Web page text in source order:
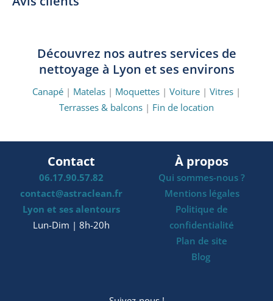
Découvrez nos autres services de
nettoyage à Lyon et ses environs
Canapé | Matelas | Moquettes | Voiture | Vitres |
Terrasses & balcons | Fin de location
Contact
06.17.90.57.82
contact@astraclean.fr
Lyon et ses alentours
Lun-Dim | 8h-20h
À propos
Qui sommes-nous ?
Mentions légales
Politique de
confidentialité
Plan de site
Blog